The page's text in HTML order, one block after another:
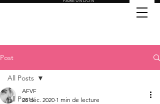
Post
All Posts
All Posts
AFVF
28 déc. 2020 1 min de lecture